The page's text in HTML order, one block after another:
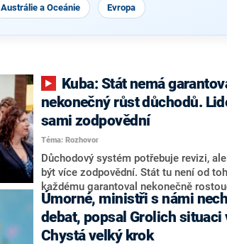
Austrálie a Oceánie Evropa
nekonečný růst důchodů.
sami zodpovědní
Téma: Rozhovor
Důchodový systém potřebuje revizi,
být více zodpovědní. Stát tu není od
každému garantoval nekonečně
Chybí tu nový systém a my ho
hejtman Jihočeského kraje a
Česko Martin Kuba v rozhovoru pro
Úmorné, ministři s námi
debat, popsal Grolich situaci
Chystá velký krok